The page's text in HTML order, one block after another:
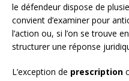
le défendeur dispose de
convient d’examiner pour
l’action ou, si l’on se trouve
structurer une réponse
L’exception de prescription